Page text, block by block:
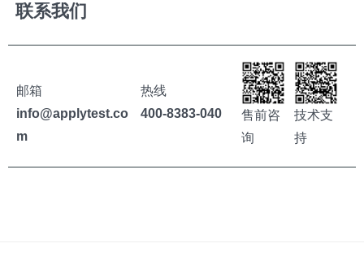
邮箱
info@applytest.co
m
热线
400-8383-040
联系我们
技术支
持
售前咨
询